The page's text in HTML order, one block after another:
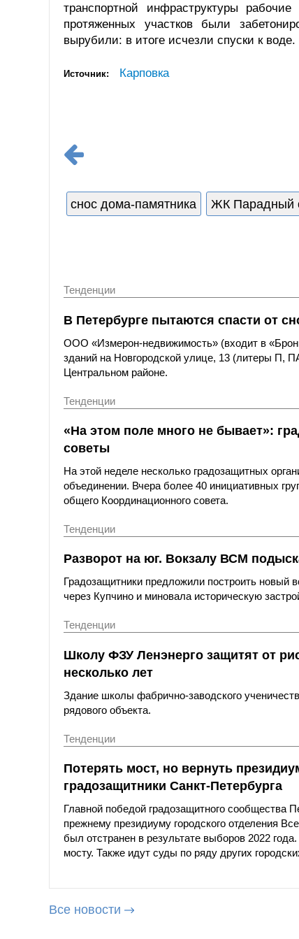
транспортной инфраструктуры
протяженных участков были
вырубили: в итоге исчезли спуски к воде.
Источник: Карповка
снос дома-памятника ЖК Парадный
Тенденции
В Петербурге пытаются спасти от
ООО «Измерон-недвижимость» (входит в
зданий на Новгородской улице, 13 (литеры П,
Центральном районе.
Тенденции
«На этом поле много не бывает»:
советы
На этой неделе несколько градозащитных
объединении. Вчера более 40 инициативных
общего Координационного совета.
Тенденции
Разворот на юг. Вокзалу ВСМ
Градозащитники предложили построить новый
через Купчино и миновала историческую
Тенденции
Школу ФЗУ Ленэнерго защитят от
несколько лет
Здание школы фабрично-заводского
рядового объекта.
Тенденции
Потерять мост, но вернуть
градозащитники Санкт-Петербурга
Главной победой градозащитного сообщества
прежнему президиуму городского отделения
был отстранен в результате выборов 2022
мосту. Также идут суды по ряду других
Все новости